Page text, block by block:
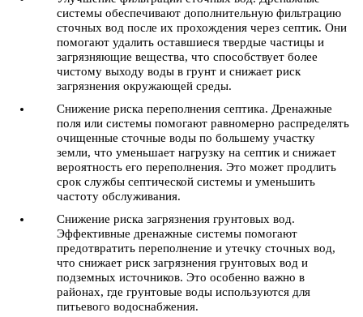
системы обеспечивают дополнительную фильтрацию
сточных вод после их прохождения через септик. Они
помогают удалить оставшиеся твердые частицы и
загрязняющие вещества, что способствует более
чистому выходу воды в грунт и снижает риск
загрязнения окружающей среды.
Снижение риска переполнения септика. Дренажные
поля или системы помогают равномерно распределять
очищенные сточные воды по большему участку
земли, что уменьшает нагрузку на септик и снижает
вероятность его переполнения. Это может продлить
срок службы септической системы и уменьшить
частоту обслуживания.
Снижение риска загрязнения грунтовых вод.
Эффективные дренажные системы помогают
предотвратить переполнение и утечку сточных вод,
что снижает риск загрязнения грунтовых вод и
подземных источников. Это особенно важно в
районах, где грунтовые воды используются для
питьевого водоснабжения.